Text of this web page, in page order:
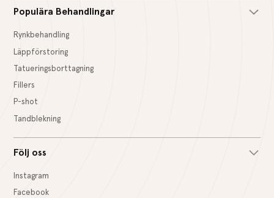
Populära Behandlingar
Rynkbehandling
Läppförstoring
Tatueringsborttagning
Fillers
P-shot
Tandblekning
Följ oss
Instagram
Facebook